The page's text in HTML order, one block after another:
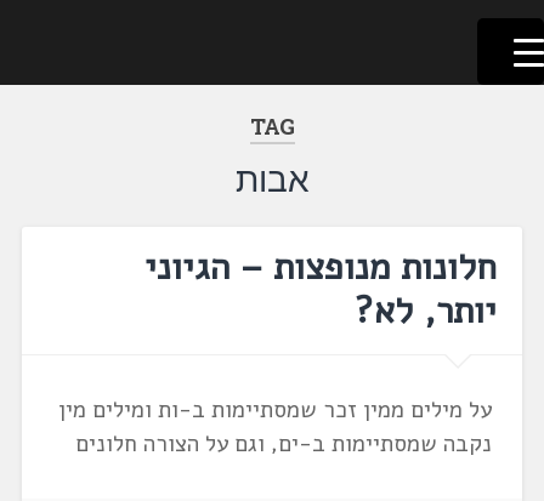
דלג
לתוכן
לשוניאדה
עברית. לשון. שפה
TAG
אבות
חלונות מנופצות – הגיוני
יותר, לא?
על מילים ממין זכר שמסתיימות ב-ות ומילים מין
נקבה שמסתיימות ב-ים, וגם על הצורה חלונים